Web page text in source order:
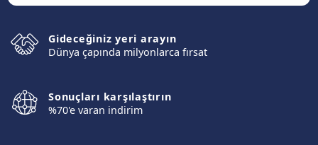
Gideceğiniz yeri arayın
Dünya çapında milyonlarca fırsat
Sonuçları karşılaştırın
%70'e varan indirim